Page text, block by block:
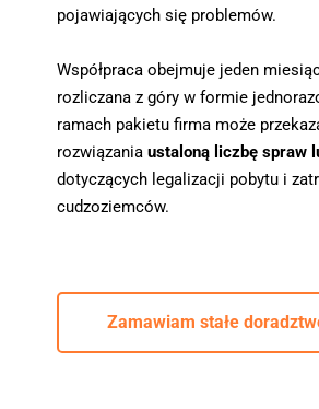
pojawiających się problemów.
Współpraca obejmuje jeden
rozliczana z góry w formie
ramach pakietu firma może
rozwiązania ustaloną liczbę spraw
dotyczących legalizacji pobytu i
cudzoziemców.
Zamawiam stałe